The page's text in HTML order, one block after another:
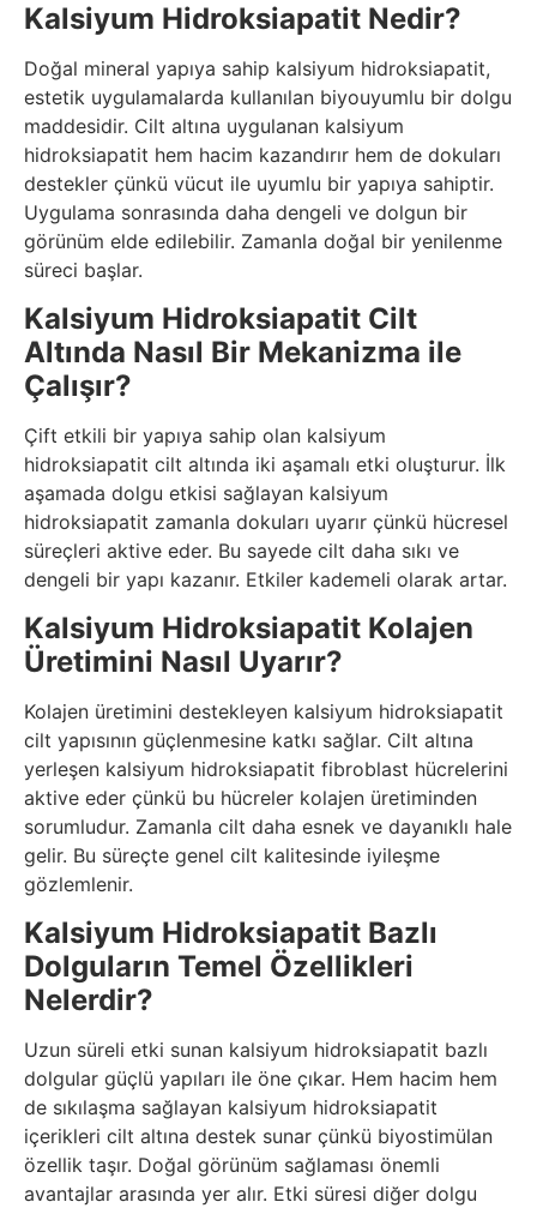
Kalsiyum Hidroksiapatit Nedir?
Doğal mineral yapıya sahip kalsiyum hidroksiapatit,
estetik uygulamalarda kullanılan biyouyumlu bir dolgu
maddesidir. Cilt altına uygulanan kalsiyum
hidroksiapatit hem hacim kazandırır hem de dokuları
destekler çünkü vücut ile uyumlu bir yapıya sahiptir.
Uygulama sonrasında daha dengeli ve dolgun bir
görünüm elde edilebilir. Zamanla doğal bir yenilenme
süreci başlar.
Kalsiyum Hidroksiapatit Cilt
Altında Nasıl Bir Mekanizma ile
Çalışır?
Çift etkili bir yapıya sahip olan kalsiyum
hidroksiapatit cilt altında iki aşamalı etki oluşturur. İlk
aşamada dolgu etkisi sağlayan kalsiyum
hidroksiapatit zamanla dokuları uyarır çünkü hücresel
süreçleri aktive eder. Bu sayede cilt daha sıkı ve
dengeli bir yapı kazanır. Etkiler kademeli olarak artar.
Kalsiyum Hidroksiapatit Kolajen
Üretimini Nasıl Uyarır?
Kolajen üretimini destekleyen kalsiyum hidroksiapatit
cilt yapısının güçlenmesine katkı sağlar. Cilt altına
yerleşen kalsiyum hidroksiapatit fibroblast hücrelerini
aktive eder çünkü bu hücreler kolajen üretiminden
sorumludur. Zamanla cilt daha esnek ve dayanıklı hale
gelir. Bu süreçte genel cilt kalitesinde iyileşme
gözlemlenir.
Kalsiyum Hidroksiapatit Bazlı
Dolguların Temel Özellikleri
Nelerdir?
Uzun süreli etki sunan kalsiyum hidroksiapatit bazlı
dolgular güçlü yapıları ile öne çıkar. Hem hacim hem
de sıkılaşma sağlayan kalsiyum hidroksiapatit
içerikleri cilt altına destek sunar çünkü biyostimülan
özellik taşır. Doğal görünüm sağlaması önemli
avantajlar arasında yer alır. Etki süresi diğer dolgu